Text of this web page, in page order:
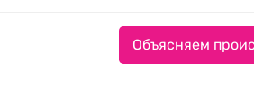
Объясняем